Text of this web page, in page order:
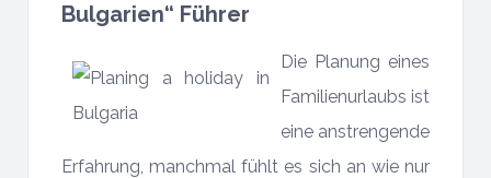
Bulgarien“ Führer
Die Planung eines
Familienurlaubs ist
eine anstrengende
Erfahrung, manchmal fühlt es sich an wie nur